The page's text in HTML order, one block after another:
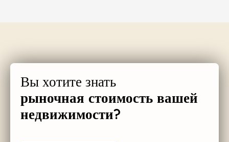
Вы хотите знать
рыночная стоимость вашей
недвижимости?